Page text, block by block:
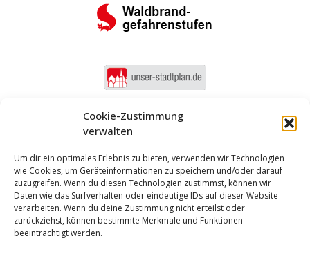
Cookie-Zustimmung
verwalten
Um dir ein optimales Erlebnis zu bieten, verwenden wir Technologien
wie Cookies, um Geräteinformationen zu speichern und/oder darauf
zuzugreifen. Wenn du diesen Technologien zustimmst, können wir
Daten wie das Surfverhalten oder eindeutige IDs auf dieser Website
verarbeiten. Wenn du deine Zustimmung nicht erteilst oder
zurückziehst, können bestimmte Merkmale und Funktionen
beeinträchtigt werden.